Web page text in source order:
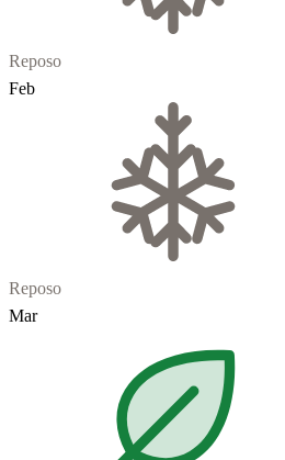
Reposo
Feb
Reposo
Mar